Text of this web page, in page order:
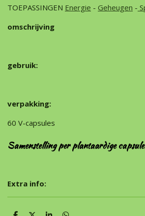
TOEPASSINGEN Energie - Geheugen -
omschrijving
gebruik:
verpakking:
60 V-capsules
Samenstelling per plantaardige
Extra info: